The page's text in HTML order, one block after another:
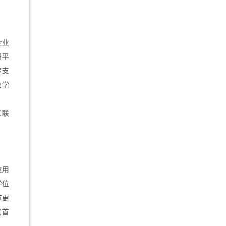
业
平
支
学
联
位
更
首